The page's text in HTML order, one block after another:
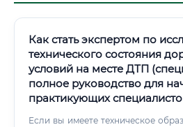
Как стать экспертом по
технического состояния
условий на месте ДТП
полное руководство для
практикующих
Если вы имеете техническое